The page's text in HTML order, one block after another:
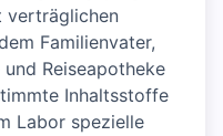
verträglichen
Familienvater,
Reiseapotheke
Inhaltsstoffe
Labor spezielle